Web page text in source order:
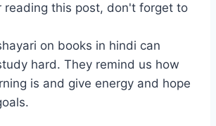
reading this post, don't forget to
on books in hindi can
hard. They remind us how
is and give energy and hope